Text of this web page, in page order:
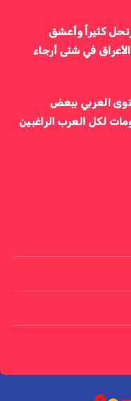
كثيراً وأعشق
في شتى أرجاء
العربي ببعض
لكل العرب الراغبين